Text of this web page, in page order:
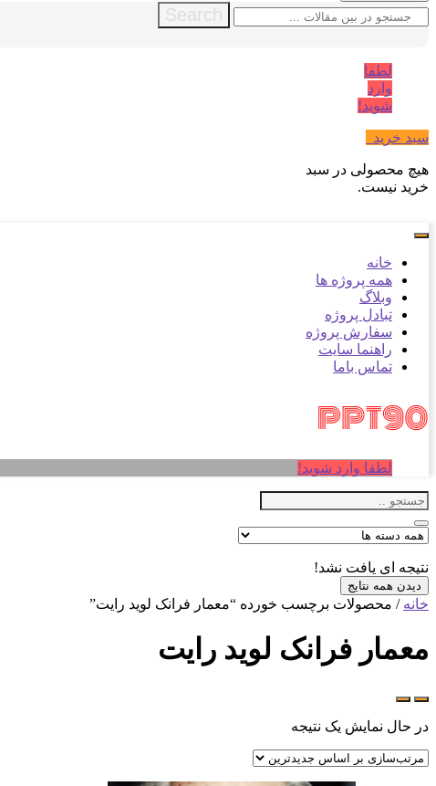
Search
لطفا
وارد
شوید!
سبد خرید
هیچ محصولی در سبد
خرید نیست.
خانه
همه پروژه ها
وبلاگ
تبادل پروژه
سفارش پروژه
راهنما سایت
تماس باما
لطفا وارد شوید!
نتیجه ای یافت نشد!
دیدن همه نتایج
خانه / محصولات برچسب خورده “معمار فرانک لوید رایت”
معمار فرانک لوید رایت
در حال نمایش یک نتیجه